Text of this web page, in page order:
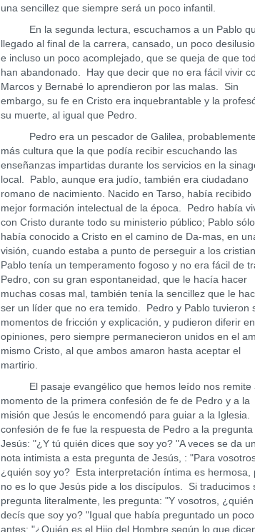
una sencillez que siempre será un poco infantil.
En la segunda lectura, escuchamos a un Pablo
llegado al final de la carrera, cansado, un poco
e incluso un poco acomplejado, que se queja de que
han abandonado. Hay que decir que no era fácil vivir
Marcos y Bernabé lo aprendieron por las malas. Sin
embargo, su fe en Cristo era inquebrantable y la
su muerte, al igual que Pedro.
Pedro era un pescador de Galilea,
más cultura que la que podía recibir escuchando las
enseñanzas impartidas durante los servicios en la
local. Pablo, aunque era judío, también era ciudadano
romano de nacimiento. Nacido en Tarso, había recibido
mejor formación intelectual de la época. Pedro había
con Cristo durante todo su ministerio público; Pablo sólo
había conocido a Cristo en el camino de Da-mas, en
visión, cuando estaba a punto de perseguir a los
Pablo tenía un temperamento fogoso y no era fácil de
Pedro, con su gran espontaneidad, que le hacía hacer
muchas cosas mal, también tenía la sencillez que le
ser un líder que no era temido. Pedro y Pablo tuvieron
momentos de fricción y explicación, y pudieron diferir
opiniones, pero siempre permanecieron unidos en el
mismo Cristo, al que ambos amaron hasta aceptar el
martirio.
El pasaje evangélico que hemos leído nos remite
momento de la primera confesión de fe de Pedro y a la
misión que Jesús le encomendó para guiar a la Iglesia.
confesión de fe fue la respuesta de Pedro a la pregunta
Jesús: "¿Y tú quién dices que soy yo? "A veces se da
nota intimista a esta pregunta de Jesús, : "Para
¿quién soy yo? Esta interpretación íntima es hermosa,
no es lo que Jesús pide a los discípulos. Si traducimos
pregunta literalmente, les pregunta: "Y vosotros, ¿quién
decís que soy yo? "Igual que había preguntado un poco
antes: "¿Quién es el Hijo del Hombre según lo que